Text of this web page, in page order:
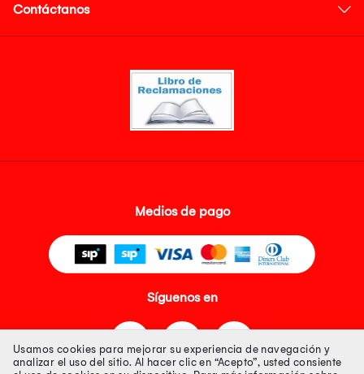
Contáctanos
Medios de pago
Síguenos en
Usamos cookies para mejorar su experiencia de navegación y
analizar el uso del sitio. Al hacer clic en “Acepto”, usted consiente